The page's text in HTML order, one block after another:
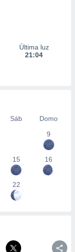
Última luz
21:04
Sáb
Domo
9
15 16
22